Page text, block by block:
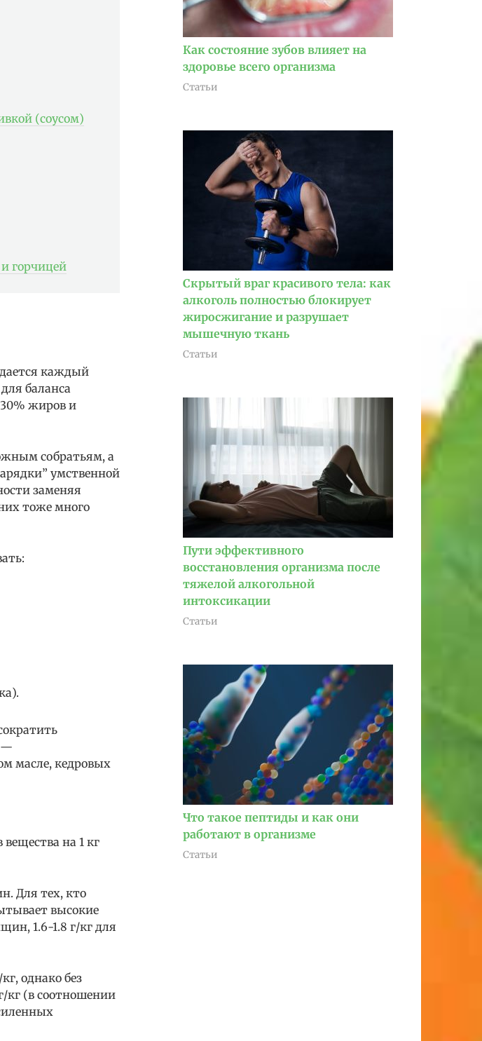
(соусом)
горчицей
каждый
баланса
жиров и
собратьям, а
умственной
заменяя
тоже много
—
масле, кедровых
на 1 кг
Для тех, кто
высокие
1.6-1.8 г/кг для
однако без
кг (в соотношении
Как состояние зубов влияет на
здоровье всего организма
Статьи
Скрытый враг красивого тела: как
алкоголь полностью блокирует
жиросжигание и разрушает
мышечную ткань
Статьи
Пути эффективного
восстановления организма после
тяжелой алкогольной
интоксикации
Статьи
Что такое пептиды и как они
работают в организме
Статьи